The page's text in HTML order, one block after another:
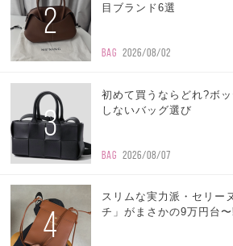
2
目ブランド6選
BAG 2026/08/02
3
初めて買うならどれ?ボ
しないバッグ選び
BAG 2026/08/07
4
スリムな実力派・セリー
チ」がまさかの9万円台〜